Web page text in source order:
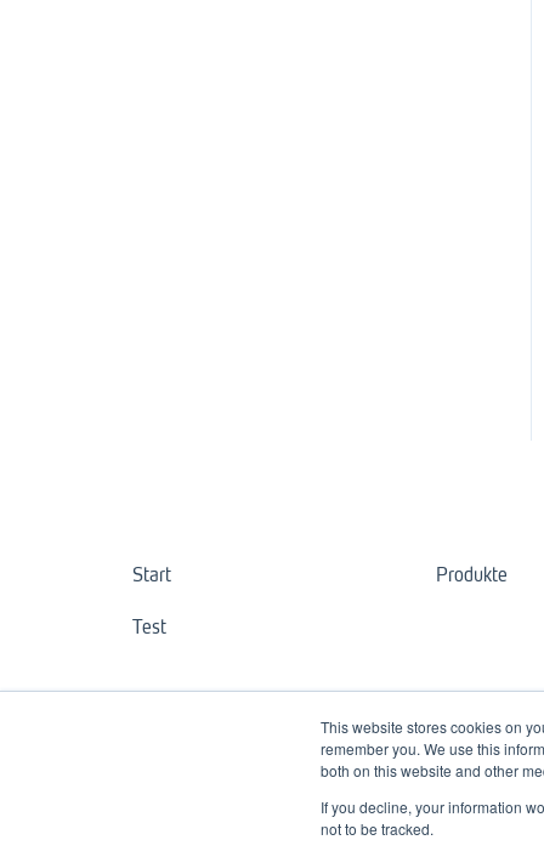
This website stores cookies on
remember you. We use this
both on this website and other
If you decline, your information
not to be tracked.
Start
Test
Produkte
Copyright © 3spin GmbH & Co KG. Alle Rechte vorbehalten.